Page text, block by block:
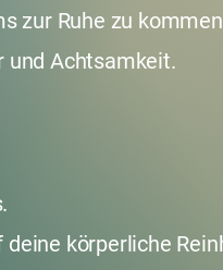
zur Ruhe zu
und Achtsamkeit.
körperliche